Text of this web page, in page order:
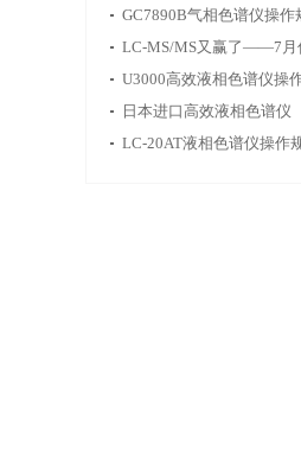
GC7890B气相色谱仪操作
程
LC-MS/MS又赢了——7月
食环药新标准告诉你分析
器市场下一步往哪走
U3000高效液相色谱仪操
规程
日本进口高效液相色谱仪
LC-30A
LC-20AT液相色谱仪操作